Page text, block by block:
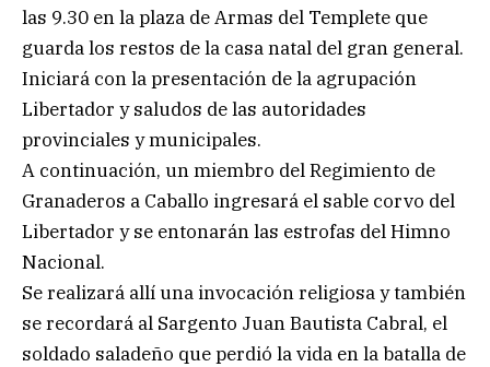
las 9.30 en la plaza de Armas del Templete que
guarda los restos de la casa natal del gran general.
Iniciará con la presentación de la agrupación
Libertador y saludos de las autoridades
provinciales y municipales.
A continuación, un miembro del Regimiento de
Granaderos a Caballo ingresará el sable corvo del
Libertador y se entonarán las estrofas del Himno
Nacional.
Se realizará allí una invocación religiosa y también
se recordará al Sargento Juan Bautista Cabral, el
soldado saladeño que perdió la vida en la batalla de